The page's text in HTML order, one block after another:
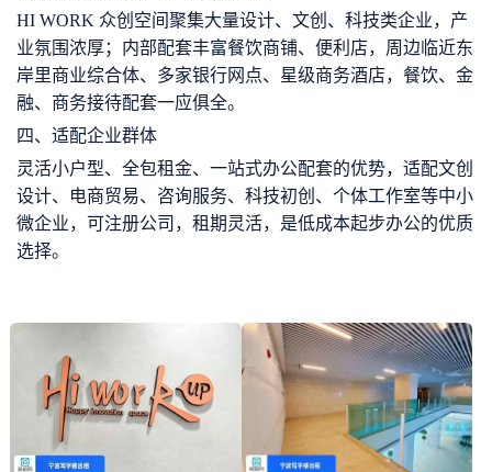
HI WORK 众创空间聚集大量设计、文创、科技类企业，产
业氛围浓厚；内部配套丰富餐饮商铺、便利店，周边临近东
岸里商业综合体、多家银行网点、星级商务酒店，餐饮、金
融、商务接待配套一应俱全。
四、适配企业群体
灵活小户型、全包租金、一站式办公配套的优势，适配文创
设计、电商贸易、咨询服务、科技初创、个体工作室等中小
微企业，可注册公司，租期灵活，是低成本起步办公的优质
选择。